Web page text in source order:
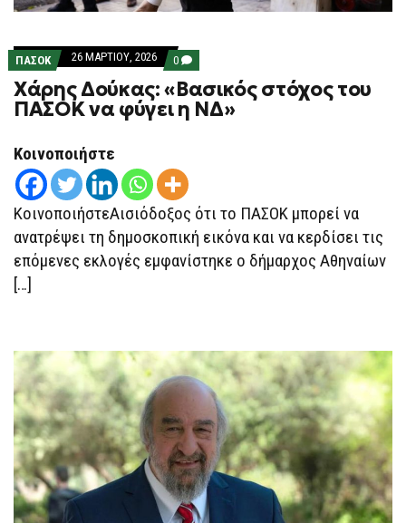
ΠΑΣΟΚ 26 ΜΑΡΤΊΟΥ, 2026 0 COMMENTS
ON
ΧΆΡΗΣ
ΔΟΎΚΑΣ:
«ΒΑΣΙΚΌΣ
ΝΑ
ΦΎΓΕΙ
Η
ΝΔ»
Χάρης Δούκας: «Βασικός στόχος του
ΠΑΣΟΚ να φύγει η ΝΔ»
Κοινοποιήστε
ΚοινοποιήστεΑισιόδοξος ότι το ΠΑΣΟΚ μπορεί να
ανατρέψει τη δημοσκοπική εικόνα και να κερδίσει τις
επόμενες εκλογές εμφανίστηκε ο δήμαρχος Αθηναίων
[…]